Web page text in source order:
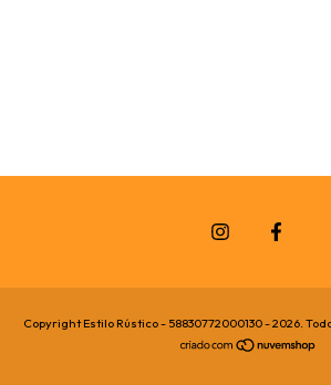
Copyright Estilo Rústico - 58830772000130 - 2026.